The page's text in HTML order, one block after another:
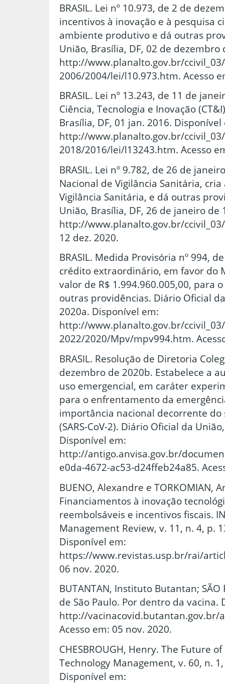
BRASIL. Lei nº 10.973, de 2 de
incentivos à inovação e à pesquisa
ambiente produtivo e dá outras
União, Brasília, DF, 02 de
http://www.planalto.gov.br/
2006/2004/lei/l10.973.htm. Acesso
BRASIL. Lei nº 13.243, de 11 de
Ciência, Tecnologia e Inovação
Brasília, DF, 01 jan. 2016. Disponível
http://www.planalto.gov.br/
2018/2016/lei/l13243.htm. Acesso
BRASIL. Lei nº 9.782, de 26 de
Nacional de Vigilância Sanitária,
Vigilância Sanitária, e dá outras
União, Brasília, DF, 26 de janeiro de
http://www.planalto.gov.br/
12 dez. 2020.
BRASIL. Medida Provisória nº 994,
crédito extraordinário, em favor do
valor de R$ 1.994.960.005,00, para
outras providências. Diário Oficial
2020a. Disponível em:
http://www.planalto.gov.br/
2022/2020/Mpv/mpv994.htm.
BRASIL. Resolução de Diretoria
dezembro de 2020b. Estabelece a
uso emergencial, em caráter
para o enfrentamento da
importância nacional decorrente
(SARS-CoV-2). Diário Oficial da
Disponível em:
http://antigo.anvisa.gov.br/
e0da-4672-ac53-d24ffeb24a85.
BUENO, Alexandre e TORKOMIAN,
Financiamentos à inovação
reembolsáveis e incentivos fiscais.
Management Review, v. 11, n. 4, p.
Disponível em:
https://www.revistas.usp.br/rai/
06 nov. 2020.
BUTANTAN, Instituto Butantan;
de São Paulo. Por dentro da vacina.
http://vacinacovid.butantan.gov.br/
Acesso em: 05 nov. 2020.
CHESBROUGH, Henry. The Future
Technology Management, v. 60, n.
Disponível em: